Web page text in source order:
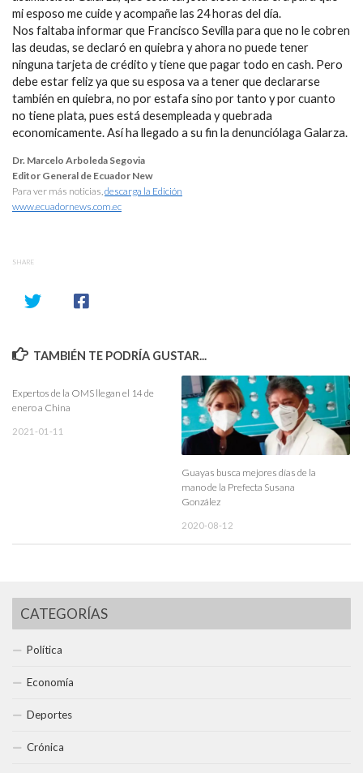
mi esposo me cuide y acompañe las 24 horas del día.
Nos faltaba informar que Francisco Sevilla para que no le cobren
las deudas, se declaró en quiebra y ahora no puede tener
ninguna tarjeta de crédito y tiene que pagar todo en cash. Pero
debe estar feliz ya que su esposa va a tener que declararse
también en quiebra, no por estafa sino por tanto y por cuanto
no tiene plata, pues está desempleada y quebrada
economicamente. Así ha llegado a su fin la denunciólaga Galarza.
Dr. Marcelo Arboleda Segovia
Editor General de Ecuador New
Para ver más noticias,descarga la Edición
www.ecuadornews.com.ec
SHARE
TAMBIÉN TE PODRÍA GUSTAR...
Expertos de la OMS llegan el 14 de
enero a China
2021-01-11
Guayas busca mejores días de la
mano de la Prefecta Susana
González
2020-08-12
CATEGORÍAS
Política
Economía
Deportes
Crónica